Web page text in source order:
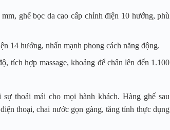
ghế bọc da cao cấp chỉnh điện 10 hướng, phù
14 hướng, nhấn mạnh phong cách năng động.
tích hợp massage, khoảng để chân lên đến 1.100
thoải mái cho mọi hành khách. Hàng ghế sau
thoại, chai nước gọn gàng, tăng tính thực dụng